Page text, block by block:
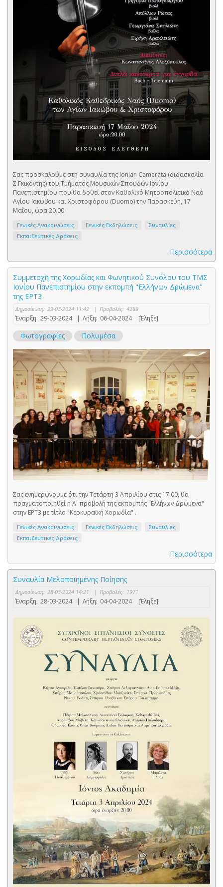
Σας προσκαλούμε στη συναυλία της Ionian Camerata (διδασκαλία
Σ.Γκικόντης) του Τμήματος Μουσικών Σπουδών Ιονίου
Πανεπιστημίου που θα δοθεί στον Καθολικό Μητροπολιτικό Ναό
Αγίου Ιακώβου και Χριστοφόρου (Duomo) την Παρασκεύη, 17
Μαΐου, ώρα 20.00
Γενικές Ανακοινώσεις Γενικές Εκδηλώσεις
Συναυλίες
Εκπαιδευτικές Δράσεις
Περισσότερα
Συμμετοχή της Χορωδίας και Φωνητικού Συνόλου του ΤΜΣ
Ιονίου Πανεπιστημίου στην εκπομπή "Ελλήνων Δρώμενα"
της ΕΡΤ3
Δημοσίευση: 29-03-2024 11:42 | Προβολές: 4289
Έναρξη: 29-03-2024 | Λήξη: 06-04-2024 [Έληξε]
Φωτογραφίες Πολυμέσα
Σας ενημερώνουμε ότι την Τετάρτη 3 Απριλίου στις 17.00, θα
πραγματοποιηθεί η Α' προβολή της εκπομπής "Ελλήνων Δρώμενα"
στην ΕΡΤ3 με τίτλο "Κερκυραϊκή Χορωδία" .
Γενικές Ανακοινώσεις Γενικές Εκδηλώσεις
Συναυλίες
Εκπαιδευτικές Δράσεις
Περισσότερα
Συναυλία Μελοποιημένης Ποίησης
Δημοσίευση: 28-03-2024 14:21 | Προβολές: 1971
Έναρξη: 28-03-2024 | Λήξη: 04-04-2024 [Έληξε]